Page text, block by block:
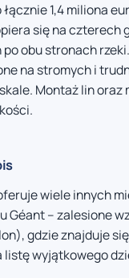
1,4 miliona
się na czterech
obu stronach
na stromych i
Montaż lin oraz
wiele innych
Géant – zalesione
gdzie znajduje
listę wyjątkowego